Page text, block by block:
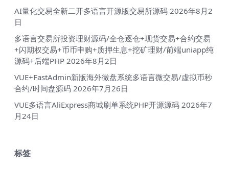
AI量化交易全新二开多语言开源版交易所源码 2026年8月2
日
多语言交易所投资理财源码/全仓逐仓+现货交易+合约交易
+闪期权交易+币币申购+质押生息+挖矿理财/前端uniapp纯
源码+后端PHP 2026年8月2日
VUE+FastAdmin新版海外微盘系统多语言微交易/虚拟币秒
合约/时间盘源码 2026年7月26日
VUE多语言AliExpress商城刷单系统PHP开源源码 2026年7
月24日
标签